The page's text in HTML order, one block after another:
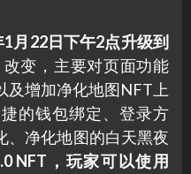
月22日下午2点升级到
改变，主要对页面功能
及增加净化地图NFT上
的钱包绑定、登录方
、净化地图的白天黑夜
NFT，玩家可以使用